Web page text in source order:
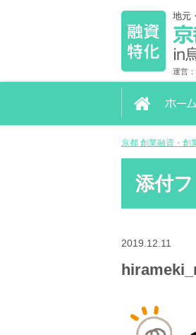
地元
運営
京都 創業融資・創
添付
2019.12.11